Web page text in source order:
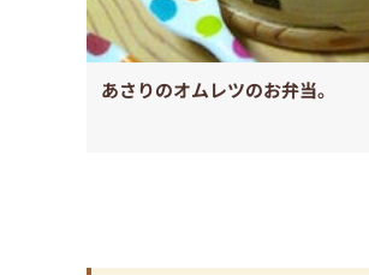
あさりのオムレツのお弁当。